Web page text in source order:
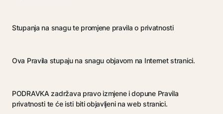
Stupanja na snagu te promjene pravila o privatnosti
Ova Pravila stupaju na snagu objavom na Internet stranici.
PODRAVKA zadržava pravo izmjene i dopune Pravila
privatnosti te će isti biti objavljeni na web stranici.